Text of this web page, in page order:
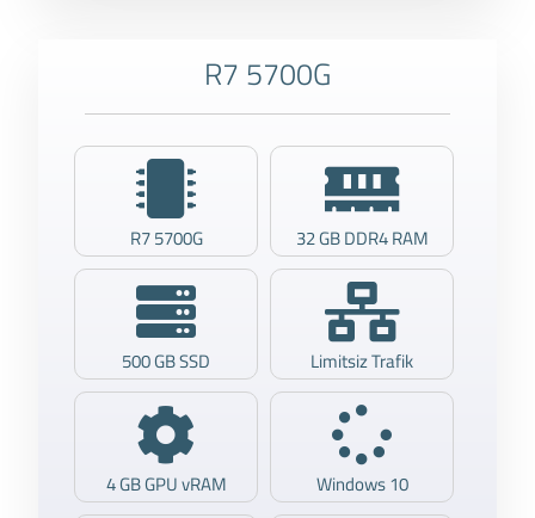
R7 5700G
R7 5700G 32 GB DDR4 RAM
500 GB SSD Limitsiz Trafik
4 GB GPU vRAM Windows 10